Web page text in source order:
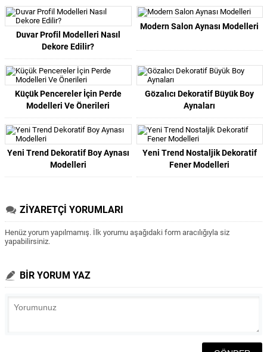
Duvar Profil Modelleri Nasıl
Dekore Edilir?
Modern Salon Aynası Modelleri
Küçük Pencereler İçin Perde
Modelleri Ve Önerileri
Gözalıcı Dekoratif Büyük Boy
Aynaları
Yeni Trend Dekoratif Boy Aynası
Modelleri
Yeni Trend Nostaljik Dekoratif
Fener Modelleri
ZİYARETÇİ YORUMLARI
Henüz yorum yapılmamış. İlk yorumu aşağıdaki form aracılığıyla siz
yapabilirsiniz.
BİR YORUM YAZ